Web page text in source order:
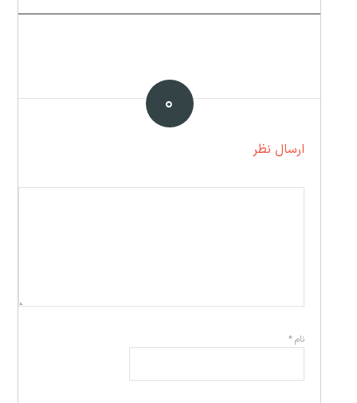
۰
ارسال نظر
نام*